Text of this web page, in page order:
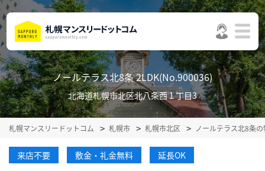
ノールテラス北8条 2LDK(No.900036)
北海道札幌市北区北八条西１丁目3
札幌マンスリードットコム 札幌市 札幌市北区 ノールテラス北8条
来店不要 敷金・礼金無料 延長OK